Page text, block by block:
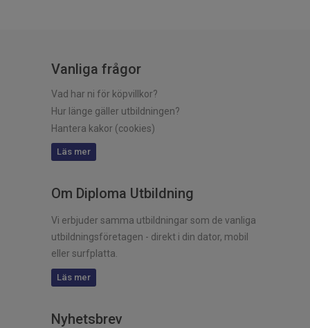
Vanliga frågor
Vad har ni för köpvillkor?
Hur länge gäller utbildningen?
Hantera kakor (cookies)
Läs mer
Om Diploma Utbildning
Vi erbjuder samma utbildningar som de vanliga
utbildningsföretagen - direkt i din dator, mobil
eller surfplatta.
Läs mer
Nyhetsbrev